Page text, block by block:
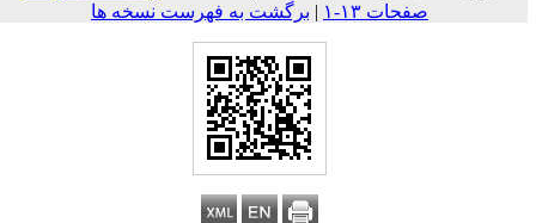
صفحات ۱۳-۱
| برگشت به فهرست نسخه ها